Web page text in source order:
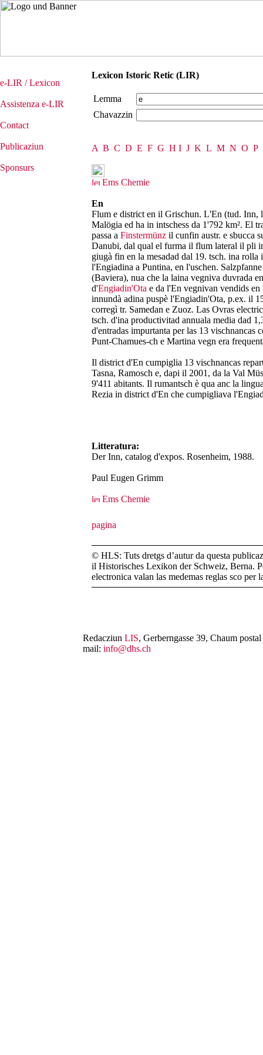
e-LIR / Lexicon
Assistenza e-LIR
Contact
Publicaziun
Sponsurs
Lexicon Istoric Retic (LIR)
Lemma
Chavazzin
A B C D E F G H I J K L M N O P
Ems Chemie
En
Flum e district en il Grischun. L'En (tud. Inn,
Malögia ed ha in intschess da 1'792 km². El
passa a Finstermünzil cunfin austr. e sbucca
Danubi, dal qual el furma il flum lateral il pli
giugà fin en la mesadad dal 19. tsch. ina
l'Engiadina a Puntina, en l'uschen.
(Baviera), nua che la laina vegniva duvrada
d'Engiadin'Ota e da l'En vegnivan vendids
innundà adina puspè l'Engiadin'Ota, p.ex. il
corregì tr. Samedan e Zuoz. Las Ovras
tsch. d'ina productivitad annuala media dad
d'entradas impurtanta per las 13 vischnancas
Punt-Chamues-ch e Martina vegn era
Il district d'En cumpiglia 13 vischnancas
Tasna, Ramosch e, dapi il 2001, da la Val
9'411 abitants. Il rumantsch è qua anc la
Rezia in district d'En che cumpigliava
Litteratura:
Der Inn, catalog d'expos. Rosenheim, 1988.
Paul Eugen Grimm
Ems Chemie
© HLS: Tuts dretgs d’autur da questa
il Historisches Lexikon der Schweiz, Berna.
electronica valan las medemas reglas sco per
Redacziun LIS, Gerberngasse 39, Chaum
mail: info@dhs.ch